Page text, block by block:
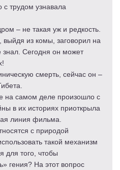
с трудом узнавала
– не такая уж и редкость.
из комы, заговорил на
знал. Сегодня он может
смерть, сейчас он –
на самом деле произошло с
в их историях приоткрыла
линия фильма.
с природой
такой механизм
для того, чтобы
гения? На этот вопрос